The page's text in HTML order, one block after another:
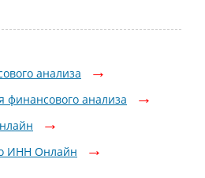
анализа
финансового анализа
ИНН Онлайн